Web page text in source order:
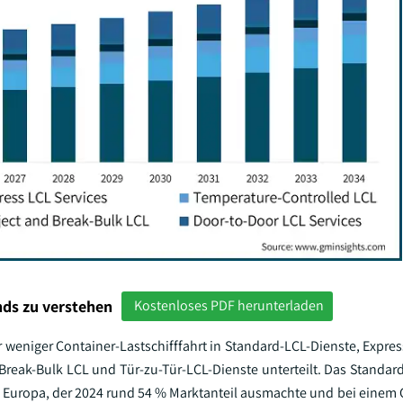
zu verstehen Kostenloses PDF herunterladen
Container-Lastschifffahrt in Standard-LCL-Dienste,
Bulk LCL und Tür-zu-Tür-LCL-Dienste unterteilt. Das
der 2024 rund 54 % Marktanteil ausmachte und bei einem